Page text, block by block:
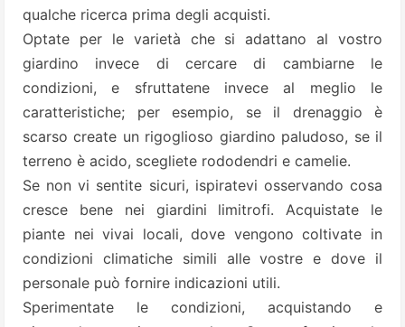
qualche ricerca prima degli acquisti.
Optate per le varietà che si adattano al vostro
giardino invece di cercare di cambiarne le
condizioni, e sfruttatene invece al meglio le
caratteristiche; per esempio, se il drenaggio è
scarso create un rigoglioso giardino paludoso, se il
terreno è acido, scegliete rododendri e camelie.
Se non vi sentite sicuri, ispiratevi osservando cosa
cresce bene nei giardini limitrofi. Acquistate le
piante nei vivai locali, dove vengono coltivate in
condizioni climatiche simili alle vostre e dove il
personale può fornire indicazioni utili.
Sperimentate le condizioni, acquistando e